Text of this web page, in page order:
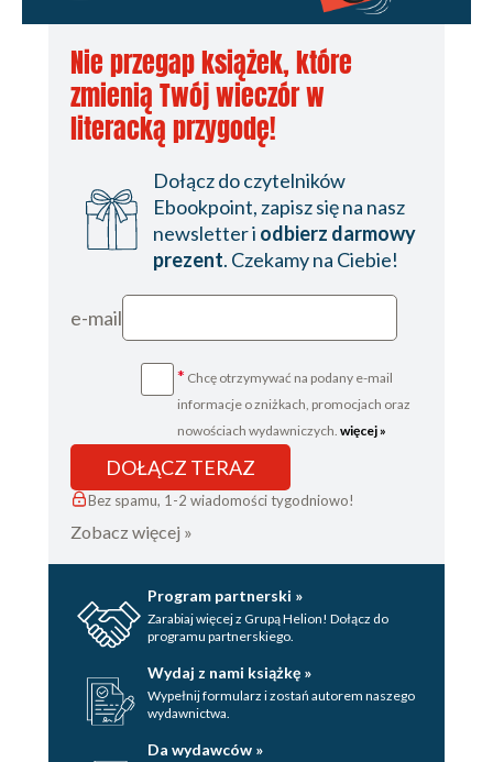
Nie przegap książek, które
zmienią Twój wieczór w
literacką przygodę!
Dołącz do czytelników
Ebookpoint, zapisz się na nasz
newsletter i odbierz darmowy
prezent. Czekamy na Ciebie!
e-mail
* Chcę otrzymywać na podany e-mail
informacje o zniżkach, promocjach oraz
nowościach wydawniczych. więcej »
DOŁĄCZ TERAZ
Bez spamu, 1-2 wiadomości tygodniowo!
Zobacz więcej »
Program partnerski »
Zarabiaj więcej z Grupą Helion! Dołącz do
programu partnerskiego.
Wydaj z nami książkę »
Wypełnij formularz i zostań autorem naszego
wydawnictwa.
Da wydawców »